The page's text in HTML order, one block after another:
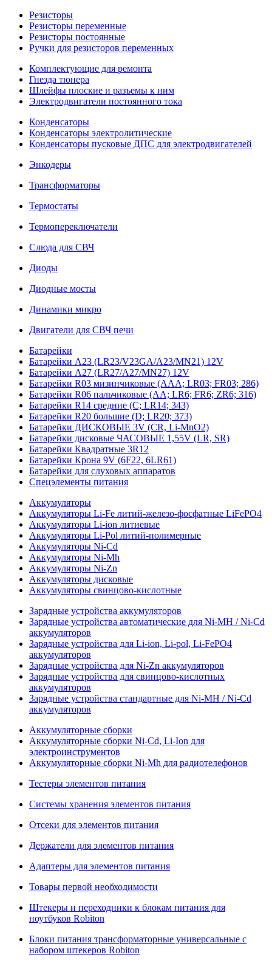
Резисторы
Резисторы переменные
Резисторы постоянные
Ручки для резисторов переменных
Комплектующие для ремонта
Гнезда тюнера
Шлейфы плоские и разъемы к ним
Электродвигатели постоянного тока
Конденсаторы
Конденсаторы электролитические
Конденсаторы пусковые ДПС для электродвигателей
Энкодеры
Трансформаторы
Термостаты
Термопереключатели
Слюда для СВЧ
Диоды
Диодные мосты
Динамики микро
Двигатели для СВЧ печи
Батарейки
Батарейки A23 (LR23/V23GA/A23/MN21) 12V
Батарейки A27 (LR27/A27/MN27) 12V
Батарейки R03 мизинчиковые (AAA; LR03; FR03; 286)
Батарейки R06 пальчиковые (AA; LR6; FR6; ZR6; 316)
Батарейки R14 средние (C; LR14; 343)
Батарейки R20 большие (D; LR20; 373)
Батарейки ДИСКОВЫЕ 3V (CR, Li-MnO2)
Батарейки дисковые ЧАСОВЫЕ 1,55V (LR, SR)
Батарейки Квадратные 3R12
Батарейки Крона 9V (6F22, 6LR61)
Батарейки для слуховых аппаратов
Спецэлементы питания
Аккумуляторы
Аккумуляторы Li-Fe литий-железо-фосфатные LiFePO4
Аккумуляторы Li-ion литиевые
Аккумуляторы Li-Pol литий-полимерные
Аккумуляторы Ni-Cd
Аккумуляторы Ni-Mh
Аккумуляторы Ni-Zn
Аккумуляторы дисковые
Аккумуляторы свинцово-кислотные
Зарядные устройства аккумуляторов
Зарядные устройства автоматические для Ni-MH / Ni-Cd
аккумуляторов
Зарядные устройства для Li-ion, Li-pol, Li-FePO4
аккумуляторов
Зарядные устройства для Ni-Zn аккумуляторов
Зарядные устройства для свинцово-кислотных
аккумуляторов
Зарядные устройства стандартные для Ni-MH / Ni-Cd
аккумуляторов
Аккумуляторные сборки
Аккумуляторные сборки Ni-Cd, Li-Ion для
электроинструментов
Аккумуляторные сборки Ni-Mh для радиотелефонов
Тестеры элементов питания
Системы хранения элементов питания
Отсеки для элементов питания
Держатели для элементов питания
Адаптеры для элементов питания
Товары первой необходимости
Штекеры и переходники к блокам питания для
ноутбуков Robiton
Блоки питания трансформаторные универсальные с
набором штекеров Robiton